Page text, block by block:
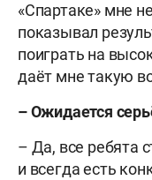
«Спартаке» мне
показывал
поиграть на
даёт мне такую
– Ожидается
– Да, все ребята
и всегда есть